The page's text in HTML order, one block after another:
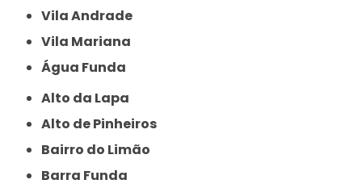
Vila Andrade
Vila Mariana
Água Funda
Alto da Lapa
Alto de Pinheiros
Bairro do Limão
Barra Funda